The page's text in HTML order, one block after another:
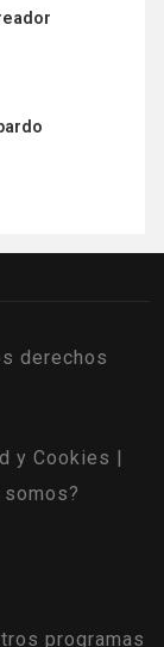
derechos
y Cookies
programas